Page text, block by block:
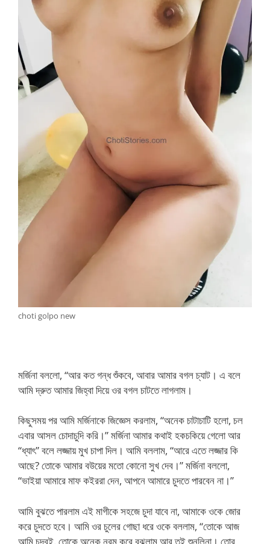
choti golpo new
মর্জিনা বললো, “আর কত গন্ধ শুঁকবে, আবার আমার বগল চ্যাট। এ বলে
আমি দ্রুত আমার জিহ্বা দিয়ে ওর বগল চাটতে লাগলাম।
কিছুসময় পর আমি মর্জিনাকে জিজ্ঞেস করলাম, “অনেক চাটাচাটি হলো, চল
এবার আসল চোদাচুদি করি।” মর্জিনা আমার কথাই হকচকিয়ে গেলো আর
“ধ্যাৎ” বলে লজ্জায় মুখ চাপা দিল। আমি বললাম, “আরে এতে লজ্জার কি
আছে? তোকে আমার বউয়ের মতো কোনো সুখ দেব।” মর্জিনা বললো,
“ভাইয়া আমারে মাফ কইররা দেন, আপনে আমারে চুদতে পারবেন না।”
আমি বুঝতে পারলাম এই মাগীকে সহজে চুদা যাবে না, আমাকে ওকে জোর
করে চুদতে হবে। আমি ওর চুলের গোছা ধরে ওকে বললাম, “তোকে আজ
আমি চুদবই, তোকে অনেক নরম করে বুঝলাম আর তুই শুনলিনা। তোর